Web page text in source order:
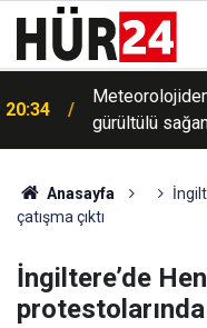
20:34
gürültülü
Anasayfa
çatışma çıktı
İngiltere’de
protestolarında